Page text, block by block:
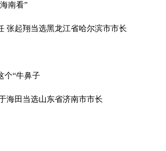
南看”
张起翔当选黑龙江省哈尔滨市市长
个“牛鼻子
海田当选山东省济南市市长